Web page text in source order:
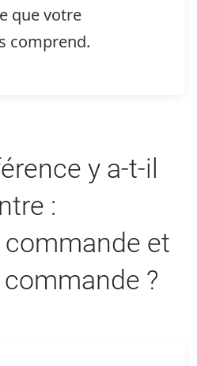
que votre
comprend.
y a-t-il
:
commande et
?